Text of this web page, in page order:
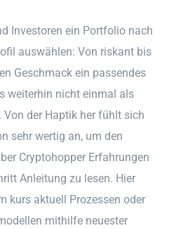
Investoren ein Portfolio nach
auswählen: Von riskant bis
Geschmack ein passendes
weiterhin nicht einmal als
der Haptik her fühlt sich
sehr wertig an, um den
Cryptohopper Erfahrungen
Anleitung zu lesen. Hier
kurs aktuell Prozessen oder
mithilfe neuester